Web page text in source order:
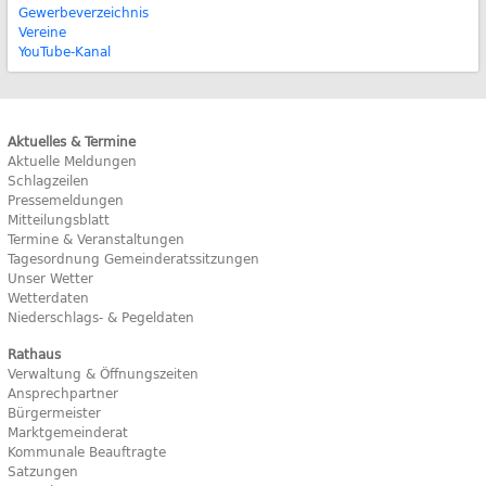
Gewerbeverzeichnis
Vereine
YouTube-Kanal
Aktuelles & Termine
Aktuelle Meldungen
Schlagzeilen
Pressemeldungen
Mitteilungsblatt
Termine & Veranstaltungen
Tagesordnung Gemeinderatssitzungen
Unser Wetter
Wetterdaten
Niederschlags- & Pegeldaten
Rathaus
Verwaltung & Öffnungszeiten
Ansprechpartner
Bürgermeister
Marktgemeinderat
Kommunale Beauftragte
Satzungen